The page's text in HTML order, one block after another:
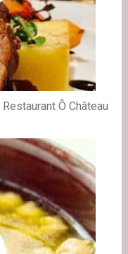
Ô Château